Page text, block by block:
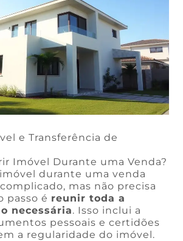
e Transferência de
Imóvel Durante uma Venda?
durante uma venda
mas não precisa
passo é reunir toda a
necessária. Isso inclui a
pessoais e certidões
a regularidade do imóvel.